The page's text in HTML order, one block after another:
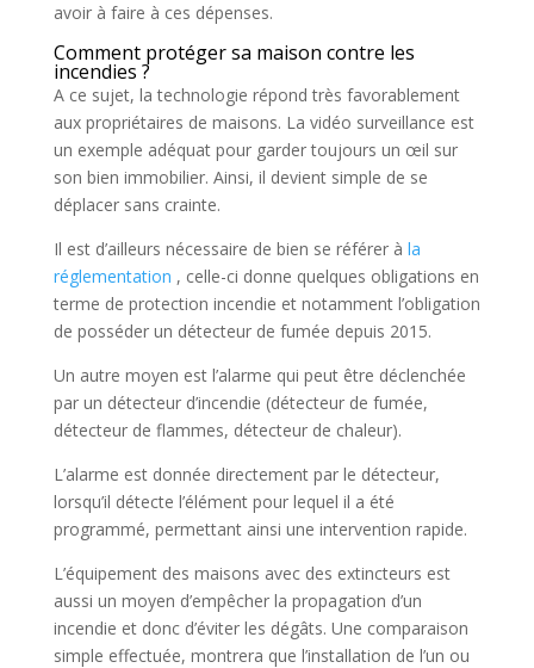
avoir à faire à ces dépenses.
Comment protéger sa maison contre les
incendies ?
A ce sujet, la technologie répond très favorablement
aux propriétaires de maisons. La vidéo surveillance est
un exemple adéquat pour garder toujours un œil sur
son bien immobilier. Ainsi, il devient simple de se
déplacer sans crainte.
Il est d’ailleurs nécessaire de bien se référer à la
réglementation , celle-ci donne quelques obligations en
terme de protection incendie et notamment l’obligation
de posséder un détecteur de fumée depuis 2015.
Un autre moyen est l’alarme qui peut être déclenchée
par un détecteur d’incendie (détecteur de fumée,
détecteur de flammes, détecteur de chaleur).
L’alarme est donnée directement par le détecteur,
lorsqu’il détecte l’élément pour lequel il a été
programmé, permettant ainsi une intervention rapide.
L’équipement des maisons avec des extincteurs est
aussi un moyen d’empêcher la propagation d’un
incendie et donc d’éviter les dégâts. Une comparaison
simple effectuée, montrera que l’installation de l’un ou